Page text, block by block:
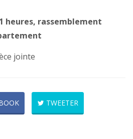
heures, rassemblement
jointe
TWEETER